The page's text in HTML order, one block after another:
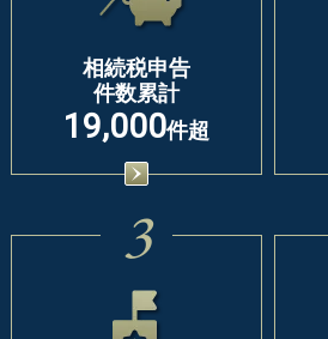
相続税申告
件数累計
19,000件超
3